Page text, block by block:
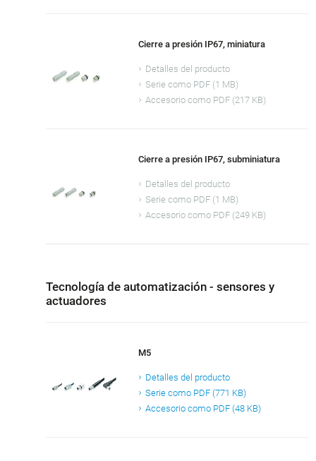
Cierre a presión IP67, miniatura
Detalles del producto
Serie como PDF (1 MB)
Accesorio como PDF (217 KB)
Cierre a presión IP67, subminiatura
Detalles del producto
Serie como PDF (1 MB)
Accesorio como PDF (249 KB)
Tecnología de automatización - sensores y
actuadores
M5
Detalles del producto
Serie como PDF (771 KB)
Accesorio como PDF (48 KB)